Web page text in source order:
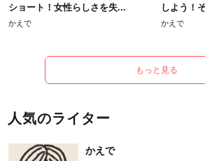
ショート！女性らしさを失...
かえで
しよう！
かえで
もっと見る
人気のライター
かえで